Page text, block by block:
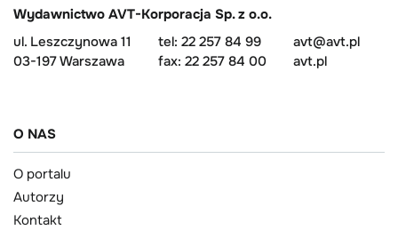
Wydawnictwo AVT-Korporacja Sp. z o.o.
ul. Leszczynowa 11
03-197 Warszawa
tel: 22 257 84 99
fax: 22 257 84 00
avt@avt.pl
avt.pl
O NAS
O portalu
Autorzy
Kontakt